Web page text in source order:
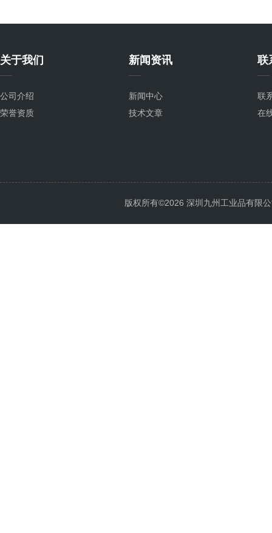
关于我们
公司介绍
荣誉资质
新闻资讯
新闻中心
技术文章
联
联
在
版权所有©2026 深圳九州工业品有限